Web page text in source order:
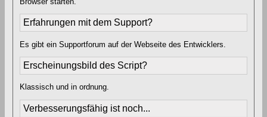
Erfahrungen mit dem Support?
Es gibt ein Supportforum auf der Webseite des Entwicklers.
Erscheinungsbild des Script?
Klassisch und in ordnung.
Verbesserungsfähig ist noch...